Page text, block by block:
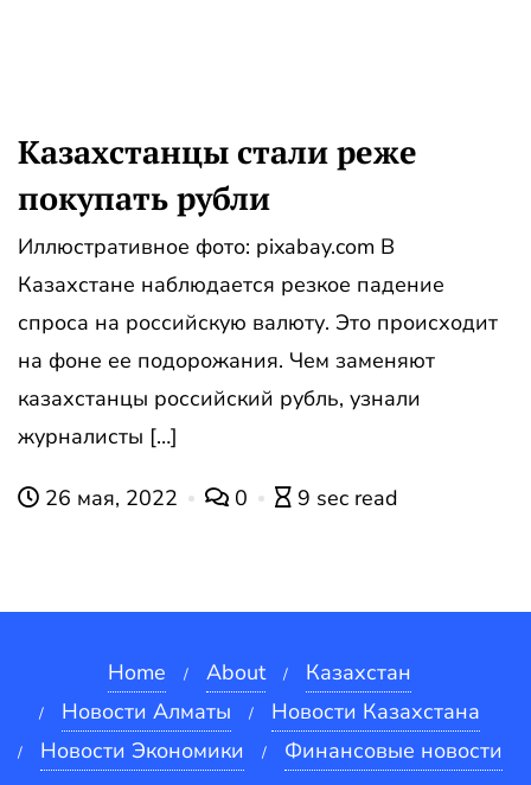
Казахстанцы стали реже
покупать рубли
Иллюстративное фото: pixabay.com В
Казахстане наблюдается резкое падение
спроса на российскую валюту. Это происходит
на фоне ее подорожания. Чем заменяют
казахстанцы российский рубль, узнали
журналисты […]
26 мая, 2022 0 9 sec read
Home About
Казахстан
Новости Алматы
Новости Казахстана
Новости Экономики
Финансовые новости